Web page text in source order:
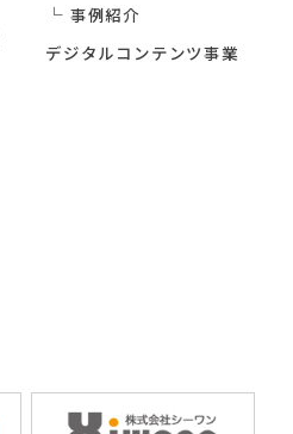
事例紹介
デジタルコンテンツ事業